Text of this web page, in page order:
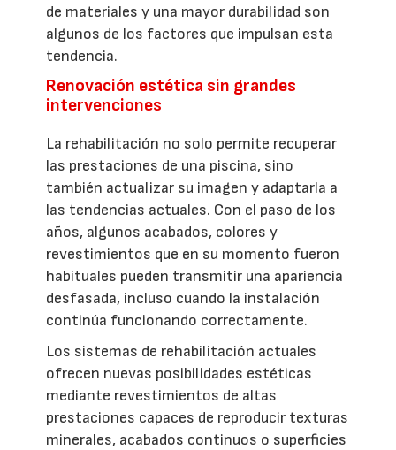
de materiales y una mayor durabilidad son
algunos de los factores que impulsan esta
tendencia.
Renovación estética sin grandes
intervenciones
La rehabilitación no solo permite recuperar
las prestaciones de una piscina, sino
también actualizar su imagen y adaptarla a
las tendencias actuales. Con el paso de los
años, algunos acabados, colores y
revestimientos que en su momento fueron
habituales pueden transmitir una apariencia
desfasada, incluso cuando la instalación
continúa funcionando correctamente.
Los sistemas de rehabilitación actuales
ofrecen nuevas posibilidades estéticas
mediante revestimientos de altas
prestaciones capaces de reproducir texturas
minerales, acabados continuos o superficies